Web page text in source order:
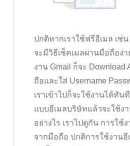
ปกติหากเราใช้ฟรีอีเมล เช่น
จะมีวิธีเช็คเมลผ่านมือถือง่า
งาน Gmail ก็จะ Download
ถือและใส่ Username
เราเข้าไปก็จะใช้งานได้ทัน
แบบอีเมลบริษัทแล้วจะใช้ง
อย่างไร เราไปดูกัน การใช้
จากมือถือ ปกติการใช้งานอี